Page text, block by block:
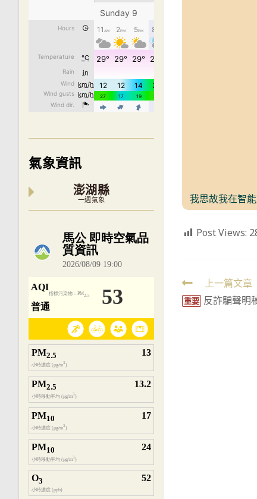
我思故我在智
Post Views:
Read
more
上一篇文章
重要 反詐騙聲明
氣象資訊
澎湖縣
一週氣象
內嵌空氣品質小工具為視覺預覽，完整即